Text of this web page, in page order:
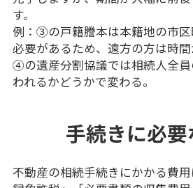
す。
例：③の戸籍謄本は本籍地の市
必要があるため、遠方の方は時間
④の遺産分割協議では相続人全
われるかどうかで変わる。
手続きに必要
不動産の相続手続きにかかる費